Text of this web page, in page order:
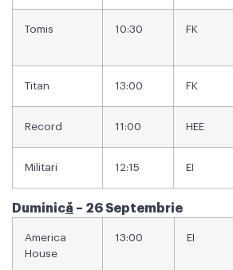
Tomis 10:30 FK
Titan 13:00 FK
Record 11:00 HEE
Militari 12:15 EI
Duminică – 26 Septembrie
America
House
13:00 EI